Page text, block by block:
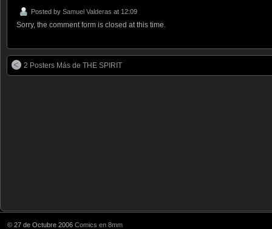
Posted by Samuel Valderas at 12:09
Sorry, the comment form is closed at this time.
2 Posters Más de THE SPIRIT
© 27 de Octubre 2006 Comics en 8mm